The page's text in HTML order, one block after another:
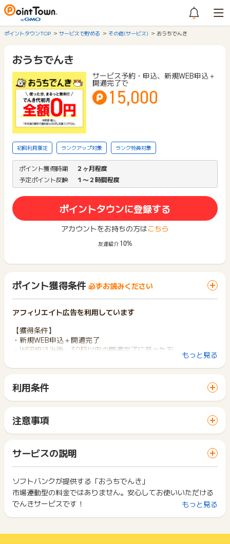
ポイントタウンTOP サービスで貯める その他(サービス) おうちでんき
おうちでんき
サービス予約・申込、新規WEB申込＋
開通完了で
15,000
初回利用限定 ランクアップ対象 ランク特典対象
ポイント獲得時期
２ヶ月程度
予定ポイント反映
１〜２時間程度
ポイントタウンに登録する
アカウントをお持ちの方はこちら
友達紹介 10%
ポイント獲得条件 必ずお読みください
アフィリエイト広告を利用しています
【獲得条件】
・新規WEB申込＋開通完了
・WEB申込み後、30日以内の開通完了に至った方
・対象：北海道、東京、中部、中国、四国、沖縄電力エリア
※関西電力エリアからの申込は対象外です。
・広告主側で実施しているキャンペーンも対象です。
現在ご利用中の電力会社の「お客様番号」、「供給地点特定番
ください。
【獲得対象外条件】
・現在ご利用中のソフトバンクでんきを退会した上でのお申し
込み
（SBパワー社が提供するでんきサービスからの切り替え）
・「検針票なし」からのお申し込み（現在ご利用中の電力会社
契約情報を入力せずにお申し込みになられた場合）
・解約後の再開通のお申し込み
・対象電力会社エリア外からのお申し込み
・1世帯2回目以降のお申し込み
・虚偽・不正・架空・いたずら・お申し込み不備・キャンセ
もっと見る
利用条件
サイトに移動してからお申し込みやお買い物が完了するまでの
間に、同じブラウザ（※）で他のサイトに移動した場合はポイン
ト獲得ができません。
「 申込をしてポイントGET 」ボタンを押した時とサービス・
お買い物利用時で、デバイス・ブラウザが異なる場合はポイン
ト獲得ができません。
2回以上同じお買い物・サービスをご利用される場合は、毎回
ポイントタウンに戻り、「 申込をしてポイントGET 」ボタン
を押してからご利用ください。
下記の事項に該当する場合、広告主側で対象外とみなし、「獲
注意事項
一部のサービスにつきましては、1商品につき10円単位の金額
は切り捨てとなります。
ポイント獲得が1ポイント未満のものは切り捨てとなり、ポイ
ント履歴には記載されません。
原則として広告主側のポイント等を利用して支払われた金額分
につきましては、ポイントタウンのポイント獲得の対象には含
まれません。
広告主が運営しているサービスの都合もしくは会員様の都合で
になる可能性もございます。
サービスの説明
ソフトバンクが提供する「おうちでんき」
市場連動型の料金ではありません。安心してお使いいただける
でんきサービスです！
もっと見る